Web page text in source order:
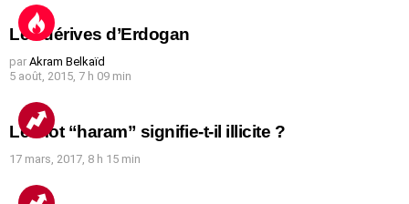
Les dérives d’Erdogan
par Akram Belkaïd
5 août, 2015, 7 h 09 min
Le mot “haram” signifie-t-il illicite ?
17 mars, 2017, 8 h 15 min